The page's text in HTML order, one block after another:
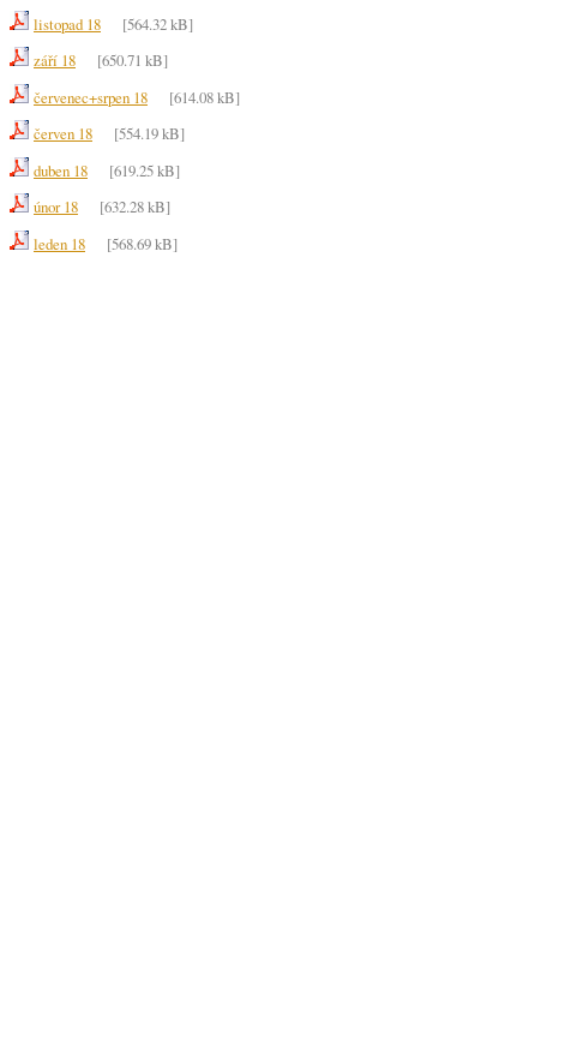
listopad 18
[564.32 kB]
září 18
[650.71 kB]
červenec+srpen 18
[614.08 kB]
červen 18
[554.19 kB]
duben 18
[619.25 kB]
únor 18
[632.28 kB]
leden 18
[568.69 kB]